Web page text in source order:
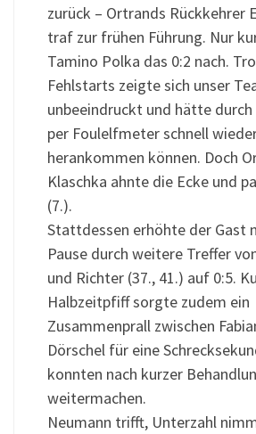
zurück – Ortrands Rückkehrer
traf zur frühen Führung. Nur
Tamino Polka das 0:2 nach.
Fehlstarts zeigte sich unser
unbeeindruckt und hätte durch
per Foulelfmeter schnell
herankommen können. Doch
Klaschka ahnte die Ecke und
(7.).
Stattdessen erhöhte der Gast
Pause durch weitere Treffer
und Richter (37., 41.) auf 0:5.
Halbzeitpfiff sorgte zudem ein
Zusammenprall zwischen
Dörschel für eine
konnten nach kurzer
weitermachen.
Neumann trifft, Unterzahl